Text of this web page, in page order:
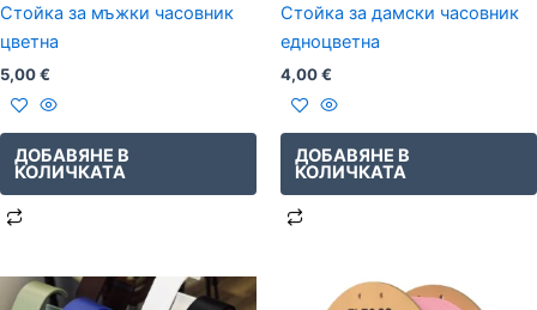
Стойка за мъжки часовник
цветна
5,00€
ДОБАВЯНЕ В
КОЛИЧКАТА
Стойка за дамски часовник
едноцветна
4,00€
ДОБАВЯНЕ В
КОЛИЧКАТА